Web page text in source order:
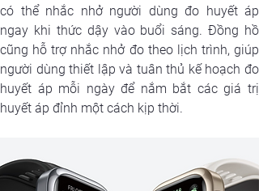
có thể nhắc nhở người dùng đo huyết áp
ngay khi thức dậy vào buổi sáng. Đồng hồ
cũng hỗ trợ nhắc nhở đo theo lịch trình, giúp
người dùng thiết lập và tuân thủ kế hoạch đo
huyết áp mỗi ngày để nắm bắt các giá trị
huyết áp đỉnh một cách kịp thời.